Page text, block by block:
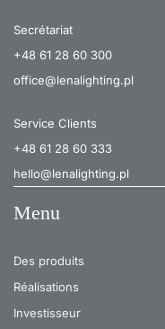
Secrétariat
+48 61 28 60 300
office@lenalighting.pl
Service Clients
+48 61 28 60 333
hello@lenalighting.pl
Menu
Des produits
Réalisations
Investisseur